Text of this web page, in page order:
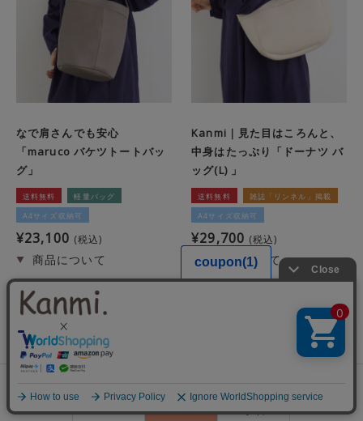
なで肩さんでも安心
「maruco バケツトートバッ
グ」
送料無料
軽量バッグ
A4サイズ収納可
¥23,100 税込
この商品を詳しく見る
Kanmi｜見た目はころんと、
中身はたっぷり「ドーナツ バ
ッグ(L) 」
送料無料
雑誌「リンネル」掲載
A4サイズ収納可
¥29,700 税込
この商品を詳しく見る
会員登録
ログイン